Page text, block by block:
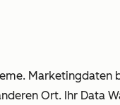
Marketingdaten
Ort. Ihr Data